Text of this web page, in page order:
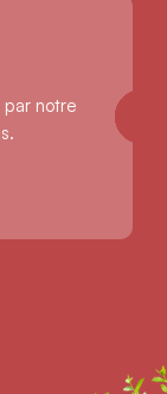
notre